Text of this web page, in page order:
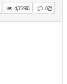
4,359회 0건